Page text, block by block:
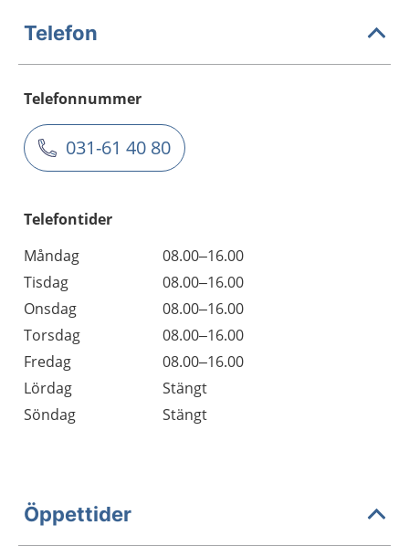
Telefon
Telefonnummer
031-61 40 80
Telefontider
Måndag
08.00–16.00
Tisdag
08.00–16.00
Onsdag
08.00–16.00
Torsdag
08.00–16.00
Fredag
08.00–16.00
Lördag
Stängt
Söndag
Stängt
Öppettider